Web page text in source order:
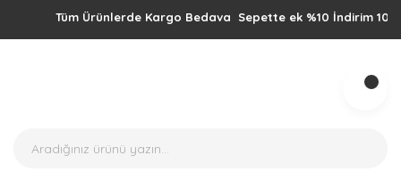
Tüm Ürünlerde Kargo Bedava Sepette ek %10 İndirim